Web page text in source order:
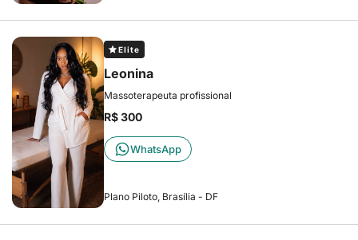
Elite
Leonina
Massoterapeuta profissional
R$ 300
WhatsApp
Plano Piloto, Brasília - DF